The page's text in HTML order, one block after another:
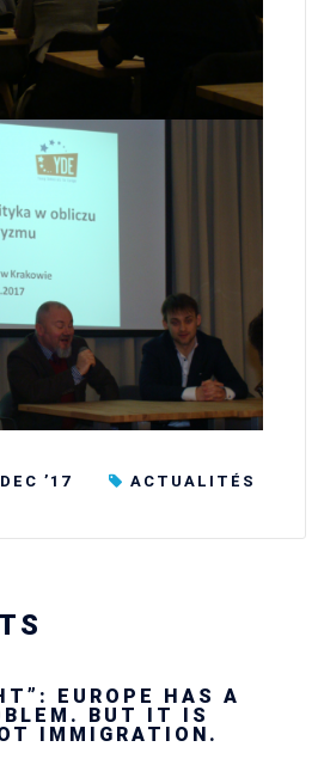
’17 ACTUALITÉS
defending Europe’s
will not look away